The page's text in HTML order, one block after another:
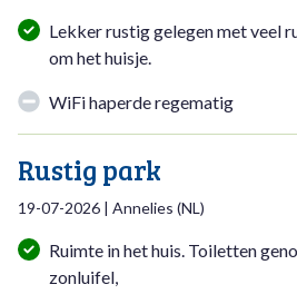
Lekker rustig gelegen met veel
om het huisje.
WiFi haperde regematig
Rustig park
19-07-2026 | Annelies (NL)
Ruimte in het huis. Toiletten
zonluifel,